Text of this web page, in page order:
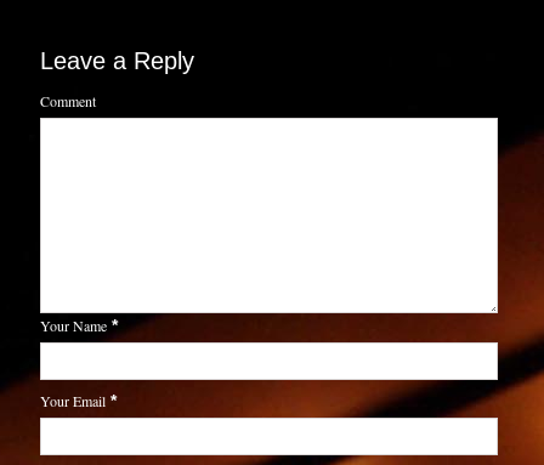
Leave a Reply
Comment
Your Name *
Your Email *